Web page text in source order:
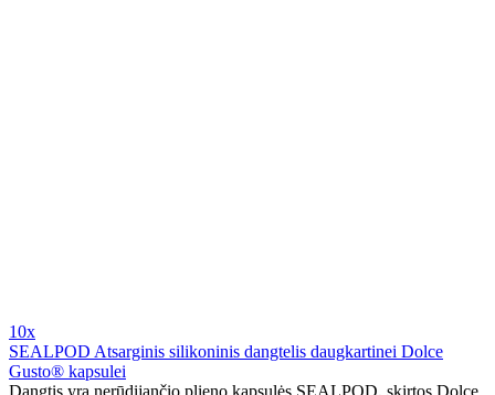
10x
SEALPOD Atsarginis silikoninis dangtelis daugkartinei Dolce
Gusto® kapsulei
Dangtis yra nerūdijančio plieno kapsulės SEALPOD, skirtos Dolce